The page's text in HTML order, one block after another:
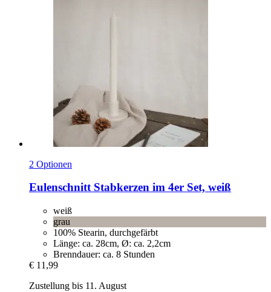
2 Optionen
EulenschnittStabkerzen im 4er Set, weiß
weiß
grau
100% Stearin, durchgefärbt
Länge: ca. 28cm, Ø: ca. 2,2cm
Brenndauer: ca. 8 Stunden
€ 11,99
Zustellung bis 11. August